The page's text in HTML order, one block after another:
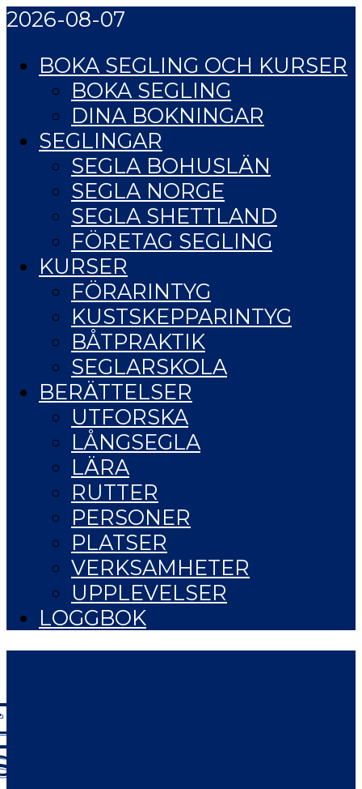
2026-08-07
BOKA SEGLING OCH KURSER
BOKA SEGLING
DINA BOKNINGAR
SEGLINGAR
SEGLA BOHUSLÄN
SEGLA NORGE
SEGLA SHETTLAND
FÖRETAG SEGLING
KURSER
FÖRARINTYG
KUSTSKEPPARINTYG
BÅTPRAKTIK
SEGLARSKOLA
BERÄTTELSER
UTFORSKA
LÅNGSEGLA
LÄRA
RUTTER
PERSONER
PLATSER
VERKSAMHETER
UPPLEVELSER
LOGGBOK
OF